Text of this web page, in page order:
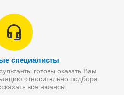
специалисты
готовы оказать Вам
относительно подбора
все нюансы.